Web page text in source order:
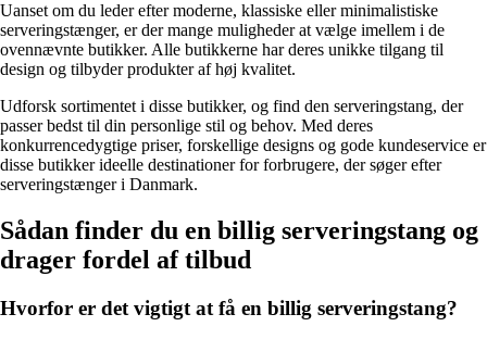
Uanset om du leder efter moderne, klassiske eller minimalistiske
serveringstænger, er der mange muligheder at vælge imellem i de
ovennævnte butikker. Alle butikkerne har deres unikke tilgang til
design og tilbyder produkter af høj kvalitet.
Udforsk sortimentet i disse butikker, og find den serveringstang, der
passer bedst til din personlige stil og behov. Med deres
konkurrencedygtige priser, forskellige designs og gode kundeservice er
disse butikker ideelle destinationer for forbrugere, der søger efter
serveringstænger i Danmark.
Sådan finder du en billig serveringstang og
drager fordel af tilbud
Hvorfor er det vigtigt at få en billig serveringstang?